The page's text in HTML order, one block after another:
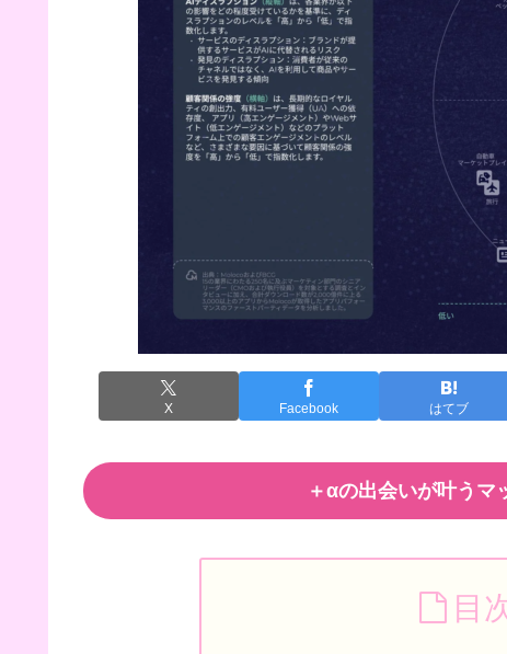
X Facebook はてブ
＋αの出会いが叶うマ
目